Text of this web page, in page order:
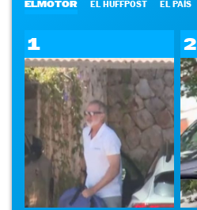
ELMOTOR EL HUFFPOST EL PAÍS
1 2